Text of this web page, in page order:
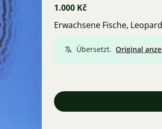
1.000 Kč
Erwachsene Fische,
Übersetzt. Original